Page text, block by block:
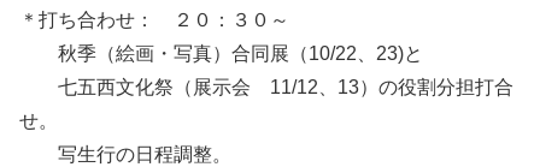
＊打ち合わせ： ２０：３０～
秋季（絵画・写真）合同展（10/22、23)と
七五西文化祭（展示会 11/12、13）の役割分担打合
せ。
写生行の日程調整。